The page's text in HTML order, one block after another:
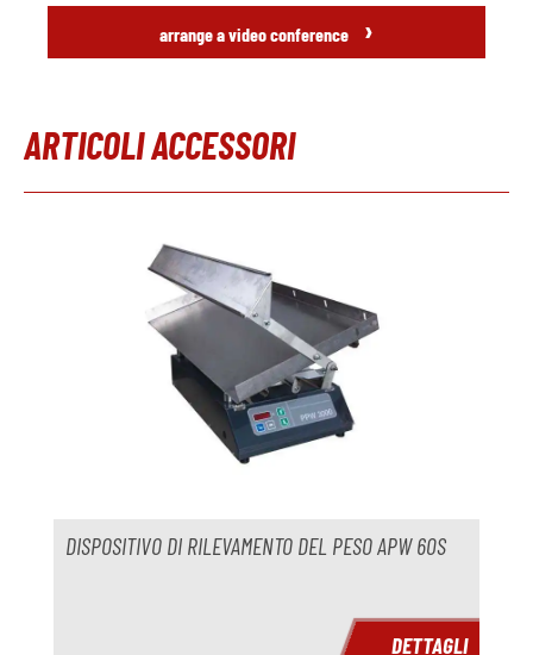
arrange a video conference ›
ARTICOLI ACCESSORI
DISPOSITIVO DI RILEVAMENTO DEL PESO APW 60S
DETTAGLI